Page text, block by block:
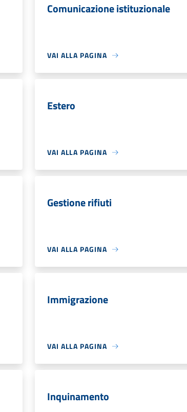
Comunicazione istituzionale
VAI ALLA PAGINA
Estero
VAI ALLA PAGINA
Gestione rifiuti
VAI ALLA PAGINA
Immigrazione
VAI ALLA PAGINA
Inquinamento